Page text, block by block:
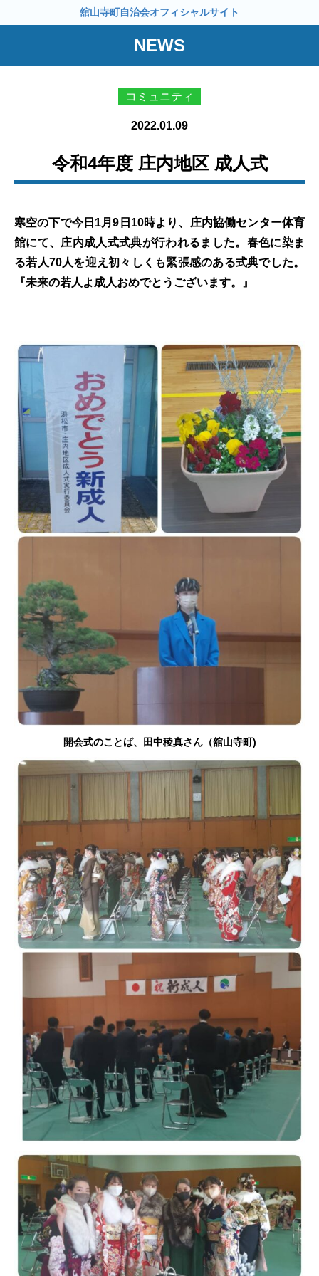
舘山寺町自治会オフィシャルサイト
NEWS
コミュニティ
2022.01.09
令和4年度 庄内地区 成人式
寒空の下で今日1月9日10時より、庄内協働センター体育
館にて、庄内成人式式典が行われるました。春色に染ま
る若人70人を迎え初々しくも緊張感のある式典でした。
『未来の若人よ成人おめでとうございます。』
開会式のことば、田中稜真さん（舘山寺町)